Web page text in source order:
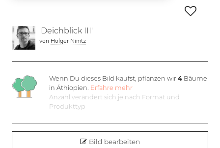
'Deichblick III'
von Holger Nimtz
Wenn Du dieses Bild kaufst, pflanzen wir4 Bäume
in Äthiopien. Erfahre mehr
Anzahl verändert sich je nach Format und
Produkttyp
Bild bearbeiten